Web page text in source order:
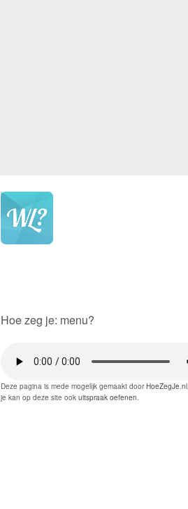
Hoe zeg je: menu?
Deze pagina is mede mogelijk gemaakt doorHoeZegJe.nl
je kan op deze site ook uitspraak oefenen